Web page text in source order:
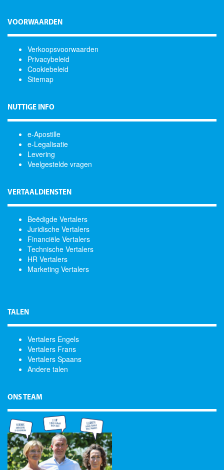
VOORWAARDEN
Verkoopsvoorwaarden
Privacybeleid
Cookiebeleid
Sitemap
NUTTIGE INFO
e-Apostille
e-Legalisatie
Levering
Veelgestelde vragen
VERTAALDIENSTEN
Beëdigde Vertalers
Juridische Vertalers
Financiële Vertalers
Technische Vertalers
HR Vertalers
Marketing Vertalers
TALEN
Vertalers Engels
Vertalers Frans
Vertalers Spaans
Andere talen
ONS TEAM